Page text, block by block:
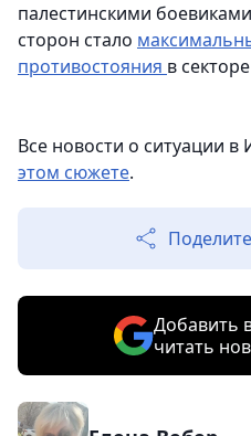
палестинскими
сторон стало
противостояния в
Все новости о ситуации в
этом сюжете.
Добавить
читать